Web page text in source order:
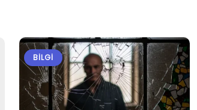
BILGI